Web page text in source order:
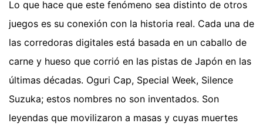
Lo que hace que este fenómeno sea distinto de otros
juegos es su conexión con la historia real. Cada una de
las corredoras digitales está basada en un caballo de
carne y hueso que corrió en las pistas de Japón en las
últimas décadas. Oguri Cap, Special Week, Silence
Suzuka; estos nombres no son inventados. Son
leyendas que movilizaron a masas y cuyas muertes